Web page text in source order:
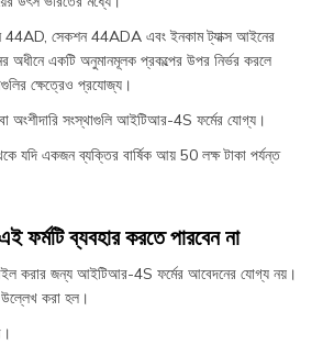
44AD, সেকশন 44ADA এবং ইনকাম ট্যাক্স আইনের
অধীনে একটি অনুমানমূলক প্রকল্পের উপর নির্ভর করলে
ক্ষেত্রেও প্রযোজ্য।
অংশীদারি সংস্থাগুলি আইটিআর-4S ফর্মের যোগ্য।
যদি একজন ব্যক্তির বার্ষিক আয় 50 লক্ষ টাকা পর্যন্ত
ফর্মটি ব্যবহার করতে পারবেন না
ফাইল করার জন্য আইটিআর-4S ফর্মের আবেদনের যোগ্য নয়।
উল্লেখ করা হল।